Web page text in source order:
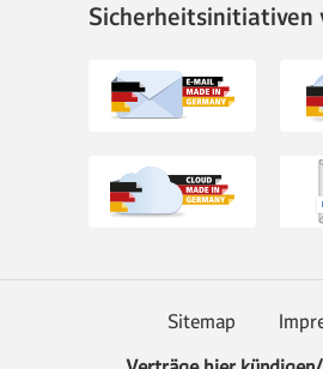
Sicherheitsinitiativen
Sitemap